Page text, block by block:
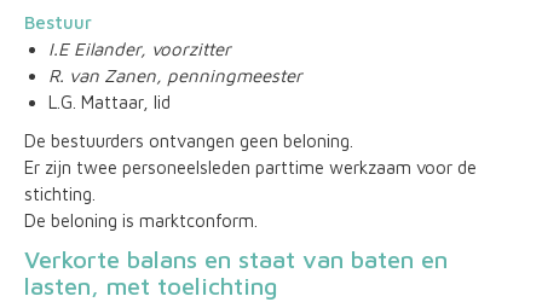
Bestuur
I.E Eilander, voorzitter
R. van Zanen, penningmeester
L.G. Mattaar, lid
De bestuurders ontvangen geen beloning.
Er zijn twee personeelsleden parttime werkzaam voor de
stichting.
De beloning is marktconform.
Verkorte balans en staat van baten en
lasten, met toelichting